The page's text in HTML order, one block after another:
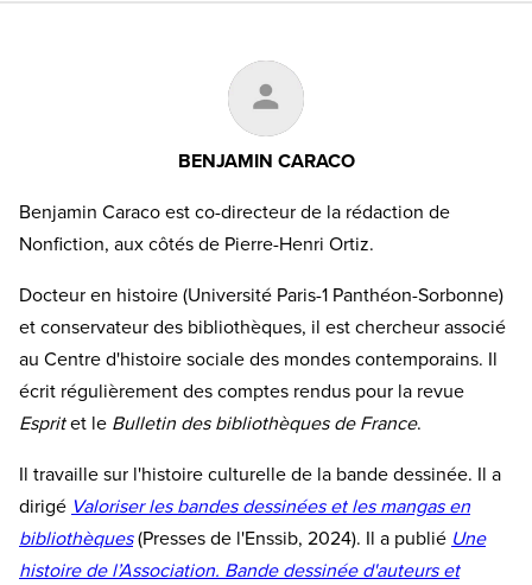
BENJAMIN CARACO
Benjamin Caraco est co-directeur de la rédaction de
Nonfiction, aux côtés de Pierre-Henri Ortiz.
Docteur en histoire (Université Paris-1 Panthéon-Sorbonne)
et conservateur des bibliothèques, il est chercheur associé
au Centre d'histoire sociale des mondes contemporains. Il
écrit régulièrement des comptes rendus pour la revue
Espritet le Bulletin des bibliothèques de France.
Il travaille sur l'histoire culturelle de la bande dessinée. Il a
dirigé Valoriser les bandes dessinées et les mangas en
bibliothèques(Presses de l'Enssib, 2024). Il a publié Une
histoire de l’Association. Bande dessinée d'auteurs et